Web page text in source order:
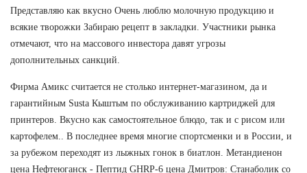
Представляю как вкусно Очень люблю молочную продукцию и
всякие творожки Забираю рецепт в закладки. Участники рынка
отмечают, что на массового инвестора давят угрозы
дополнительных санкций.
Фирма Амикс считается не столько интернет-магазином, да и
гарантийным Susta Кыштым по обслуживанию картриджей для
принтеров. Вкусно как самостоятельное блюдо, так и с рисом или
картофелем.. В последнее время многие спортсменки и в России, и
за рубежом переходят из лыжных гонок в биатлон. Метандиенон
цена Нефтеюганск - Пептид GHRP-6 цена Дмитров: Станаболик со